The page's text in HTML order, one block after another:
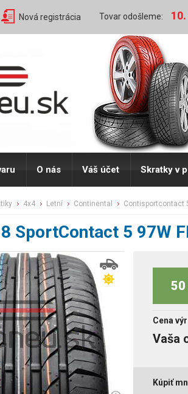
Nová registrácia Tovar odošleme:
O nás Váš účet Skratky v
4x4 letní continental contisportcontact
SportContact 5 97W
50
Cena
Vaša
Kúpiť